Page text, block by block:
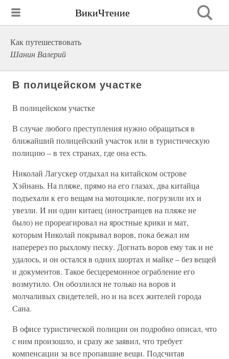
ВикиЧтение
Как путешествовать
Шанин Валерий
В полицейском участке
В полицейском участке
В случае любого преступления нужно обращаться в
ближайший полицейский участок или в туристическую
полицию – в тех странах, где она есть.
Николай Лагускер отдыхал на китайском острове
Хэйнань. На пляже, прямо на его глазах, два китайца
подъехали к его вещам на мотоцикле, погрузили их и
увезли. И ни один китаец (иностранцев на пляже не
было) не прореагировал на яростные крики и мат,
которым Николай покрывал воров, пока бежал им
наперерез по рыхлому песку. Догнать воров ему так и не
удалось, и он остался в одних шортах и майке – без вещей
и документов. Такое бесцеремонное ограбление его
возмутило. Он обозлился не только на воров и
молчаливых свидетелей, но и на всех жителей города
Сана.
В офисе туристической полиции он подробно описал, что
с ним произошло, и сразу же заявил, что требует
компенсации за все пропавшие вещи. Подсчитав